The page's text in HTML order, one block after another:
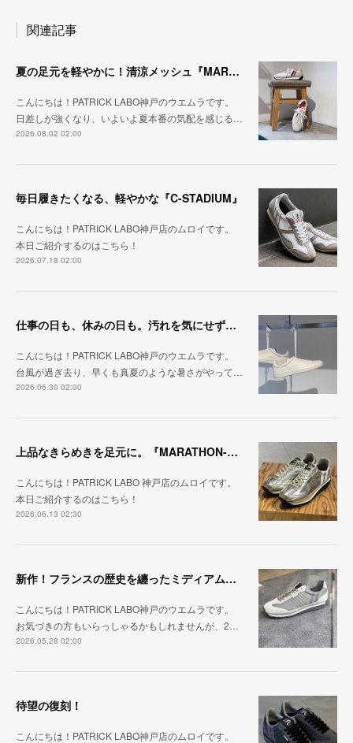
関連記事
夏の足元を軽やかに！清涼メッシュ『MARATHON-ME2』
こんにちは！PATRICK LABO神戸のウエムラです。
日差しが強くなり、いよいよ夏本番の気配を感じる…
2026.08.02 02:00
毎日履きたくなる、軽やかな『C-STADIUM』
こんにちは！PATRICK LABO神戸店のムロイです。
本日ご紹介するのはこちら！
2026.07.18 02:00
仕事の日も、休みの日も。汚れを気にせず毎日履ける『PUNCH-WP_WHT』
こんにちは！PATRICK LABO神戸のウエムラです。
台風が過ぎ去り、早くも真夏のような暑さがやって…
2026.06.30 02:00
上品なきらめきを足元に。『MARATHON-HAKU』
こんにちは！PATRICK LABO 神戸店のムロイです。
本日ご紹介するのはこちら！
2026.06.13 02:30
新作！フランスの歴史を纏ったミディアムグレー「MARATHON_CASTLE」
こんにちは！PATRICK LABO神戸のウエムラです。
お気づきの方もいらっしゃるかもしれませんが、2…
2026.05.28 02:00
待望の復刻！
こんにちは！PATRICK LABO神戸店のムロイです。